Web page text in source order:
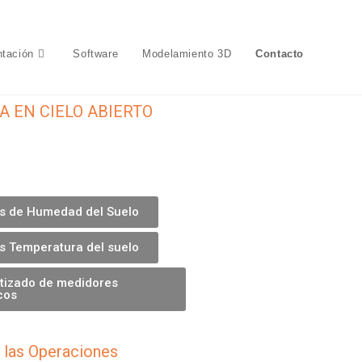
 Software Modelamiento 3D Contacto
EN CIELO ABIERTO
de Humedad del Suelo
Temperatura del suelo
de medidores
Operaciones